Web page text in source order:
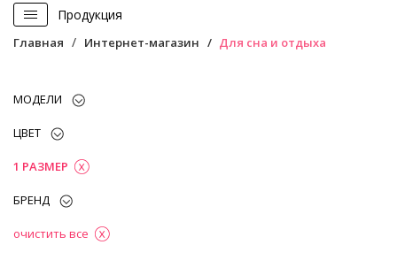
Продукция
Главная Интернет-магазин Для сна и отдыха
МОДЕЛИ
ЦВЕТ
1 РАЗМЕР
БРЕНД
очистить все